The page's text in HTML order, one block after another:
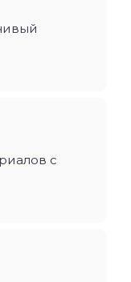
с